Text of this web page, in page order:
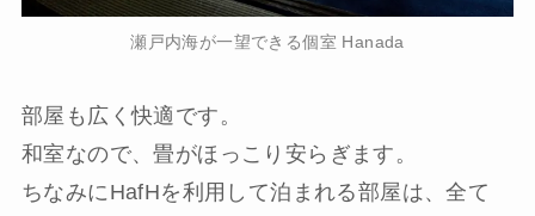
瀬戸内海が一望できる個室 Hanada
部屋も広く快適です。
和室なので、畳がほっこり安らぎます。
ちなみにHafHを利用して泊まれる部屋は、全て